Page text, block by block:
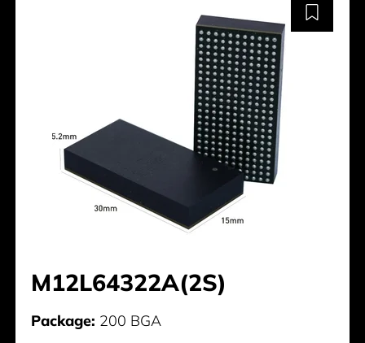
M12L64322A(2S)
Package: 200 BGA